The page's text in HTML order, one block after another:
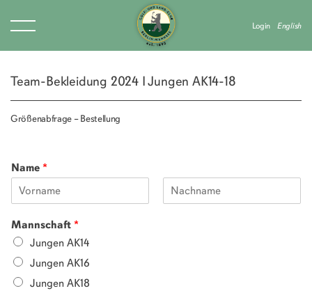
Login English
Team-Bekleidung 2024 I Jungen AK14-18
Größenabfrage – Bestellung
Name *
Mannschaft *
Jungen AK14
Jungen AK16
Jungen AK18